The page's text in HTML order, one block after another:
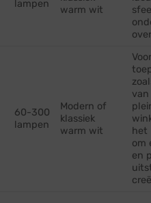
lampen
warm wit
60-300
lampen
Modern of
klassiek
warm wit
het
om
en